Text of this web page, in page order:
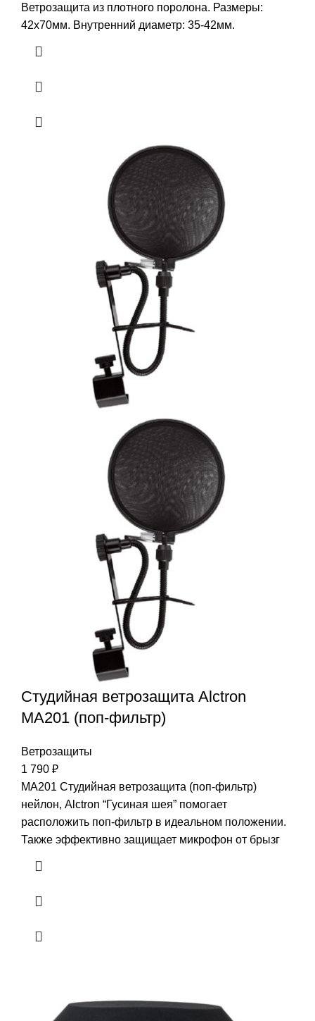
Ветрозащита из плотного поролона. Размеры:
42х70мм. Внутренний диаметр: 35-42мм.
Студийная ветрозащита Alctron
MA201 (поп-фильтр)
Ветрозащиты
1 790 ₽
MA201 Студийная ветрозащита (поп-фильтр)
нейлон, Alctron “Гусиная шея” помогает
расположить поп-фильтр в идеальном положении.
Также эффективно защищает микрофон от брызг